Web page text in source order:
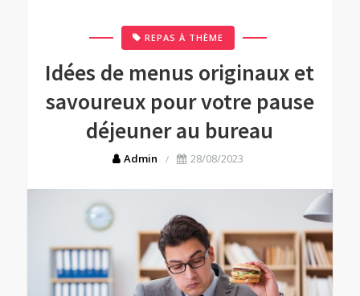
REPAS À THÈME
Idées de menus originaux et
savoureux pour votre pause
déjeuner au bureau
Admin 28/08/2023